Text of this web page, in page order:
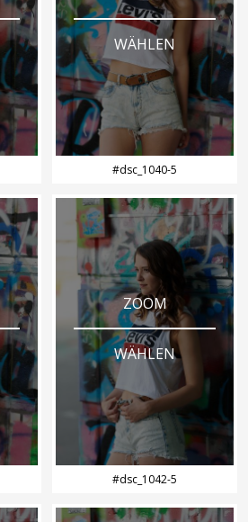
WÄHLEN
#dsc_1040-5
ZOOM
WÄHLEN
#dsc_1042-5